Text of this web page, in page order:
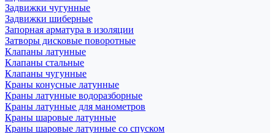
Задвижки чугунные
Задвижки шиберные
Запорная арматура в изоляции
Затворы дисковые поворотные
Клапаны латунные
Клапаны стальные
Клапаны чугунные
Краны конусные латунные
Краны латунные водоразборные
Краны латунные для манометров
Краны шаровые латунные
Краны шаровые латунные со спуском